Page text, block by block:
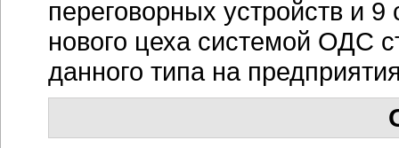
переговорных устройств и
нового цеха системой ОДС
данного типа на